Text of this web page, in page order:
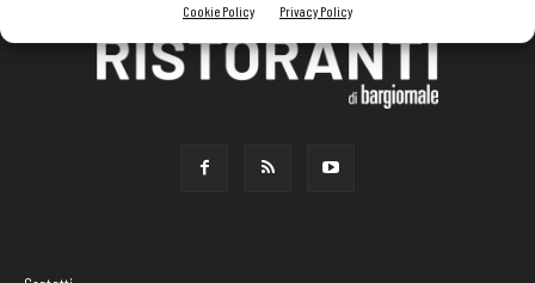
Cookie Policy Privacy Policy